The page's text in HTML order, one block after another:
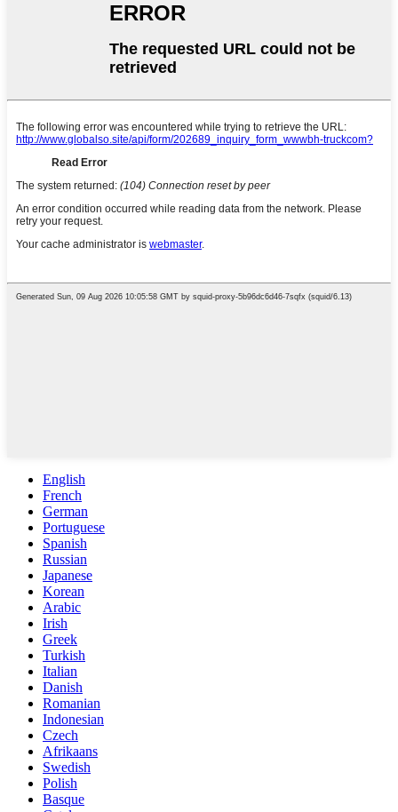
English
French
German
Portuguese
Spanish
Russian
Japanese
Korean
Arabic
Irish
Greek
Turkish
Italian
Danish
Romanian
Indonesian
Czech
Afrikaans
Swedish
Polish
Basque